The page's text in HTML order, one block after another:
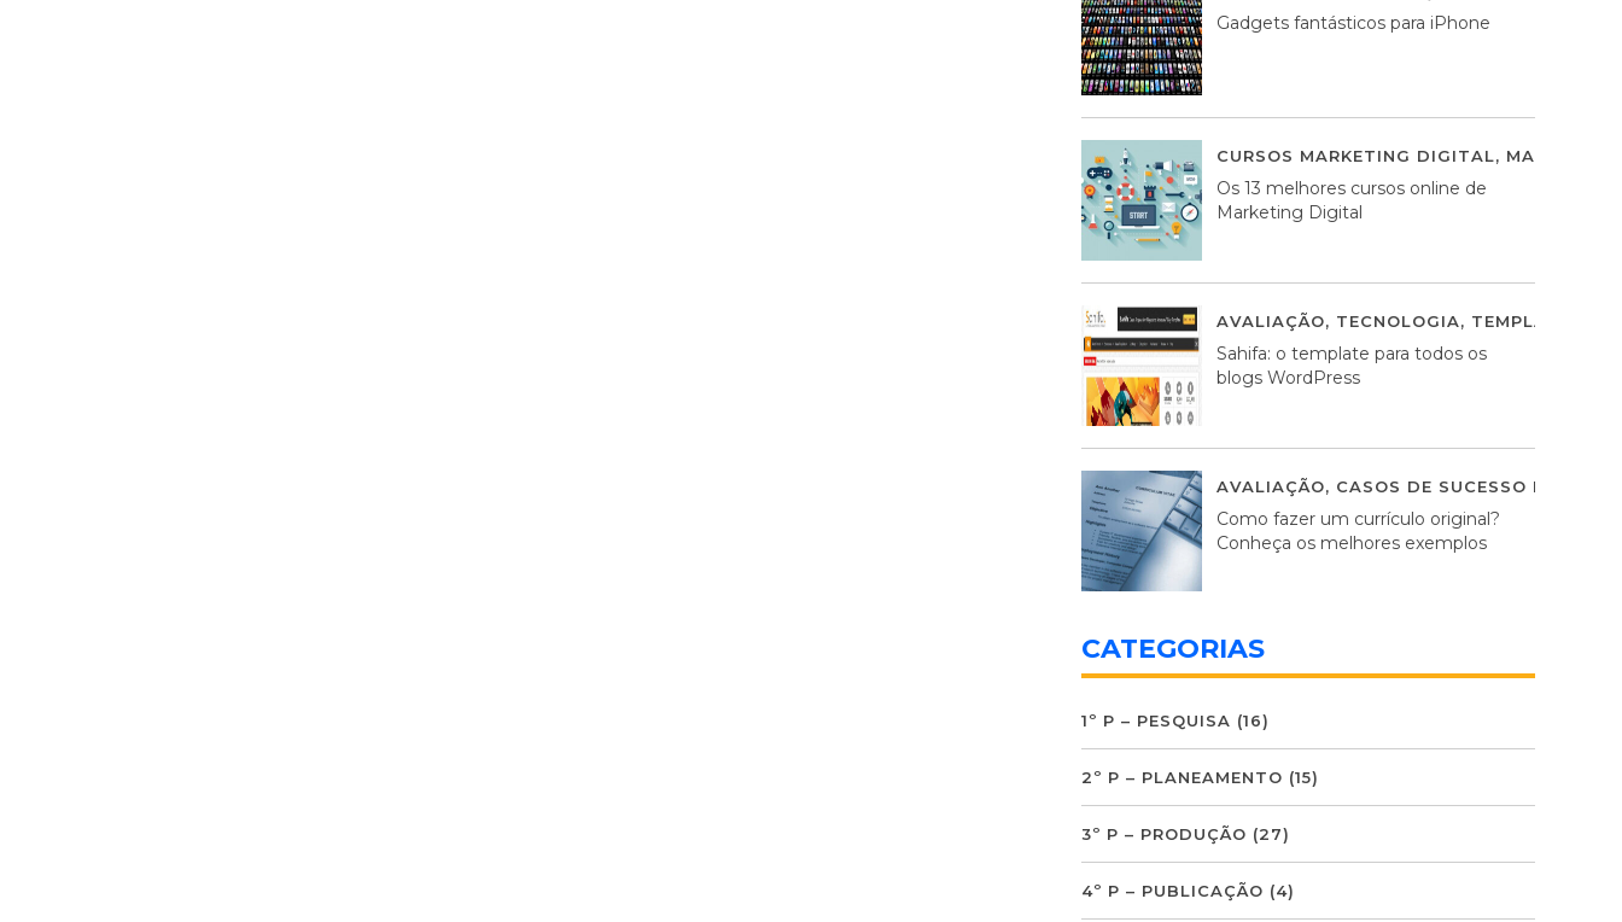
Gadgets fantásticos para iPhone
CURSOS MARKETING DIGITAL,
Os 13 melhores cursos online de
Marketing Digital
AVALIAÇÃO, TECNOLOGIA, TEMPLATES
Sahifa: o template para todos os
blogs WordPress
AVALIAÇÃO, CASOS DE SUCESSO DE
Como fazer um currículo original?
Conheça os melhores exemplos
CATEGORIAS
1º P – PESQUISA (16)
2º P – PLANEAMENTO (15)
3º P – PRODUÇÃO (27)
4º P – PUBLICAÇÃO (4)